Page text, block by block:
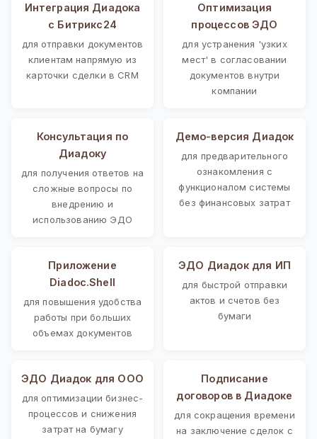
Интеграция Диадока
с Битрикс24
для отправки документов
клиентам напрямую из
карточки сделки в CRM
Оптимизация
процессов ЭДО
для устранения 'узких
мест' в согласовании
документов внутри
компании
Консультация по
Диадоку
для получения ответов на
сложные вопросы по
внедрению и
использованию ЭДО
Демо-версия Диадок
для предварительного
ознакомления с
функционалом системы
без финансовых затрат
Приложение
Diadoc.Shell
для повышения удобства
работы при больших
объемах документов
ЭДО Диадок для ИП
для быстрой отправки
актов и счетов без
бумаги
ЭДО Диадок для ООО
для оптимизации бизнес-
процессов и снижения
затрат на бумагу
Подписание
договоров в Диадоке
для сокращения времени
на заключение сделок с